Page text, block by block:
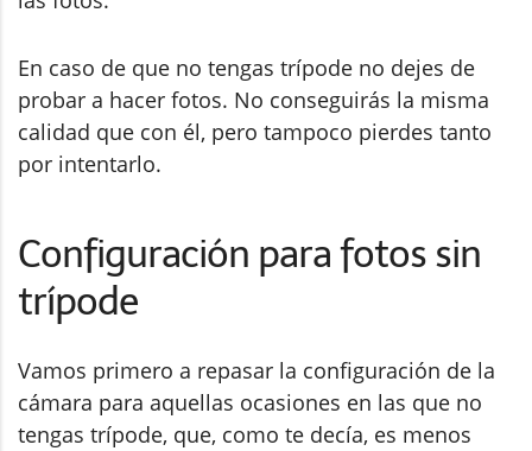
En caso de que no tengas trípode no dejes de
probar a hacer fotos. No conseguirás la misma
calidad que con él, pero tampoco pierdes tanto
por intentarlo.
Configuración para fotos sin
trípode
Vamos primero a repasar la configuración de la
cámara para aquellas ocasiones en las que no
tengas trípode, que, como te decía, es menos